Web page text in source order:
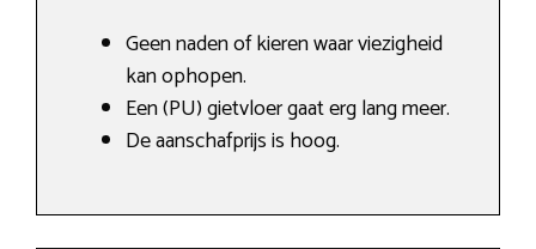
Geen naden of kieren waar viezigheid
kan ophopen.
Een (PU) gietvloer gaat erg lang meer.
De aanschafprijs is hoog.